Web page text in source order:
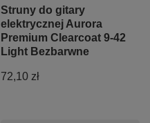
Struny do gitary
elektrycznej Aurora
Premium Clearcoat 9-42
Light Bezbarwne
72,10 zł